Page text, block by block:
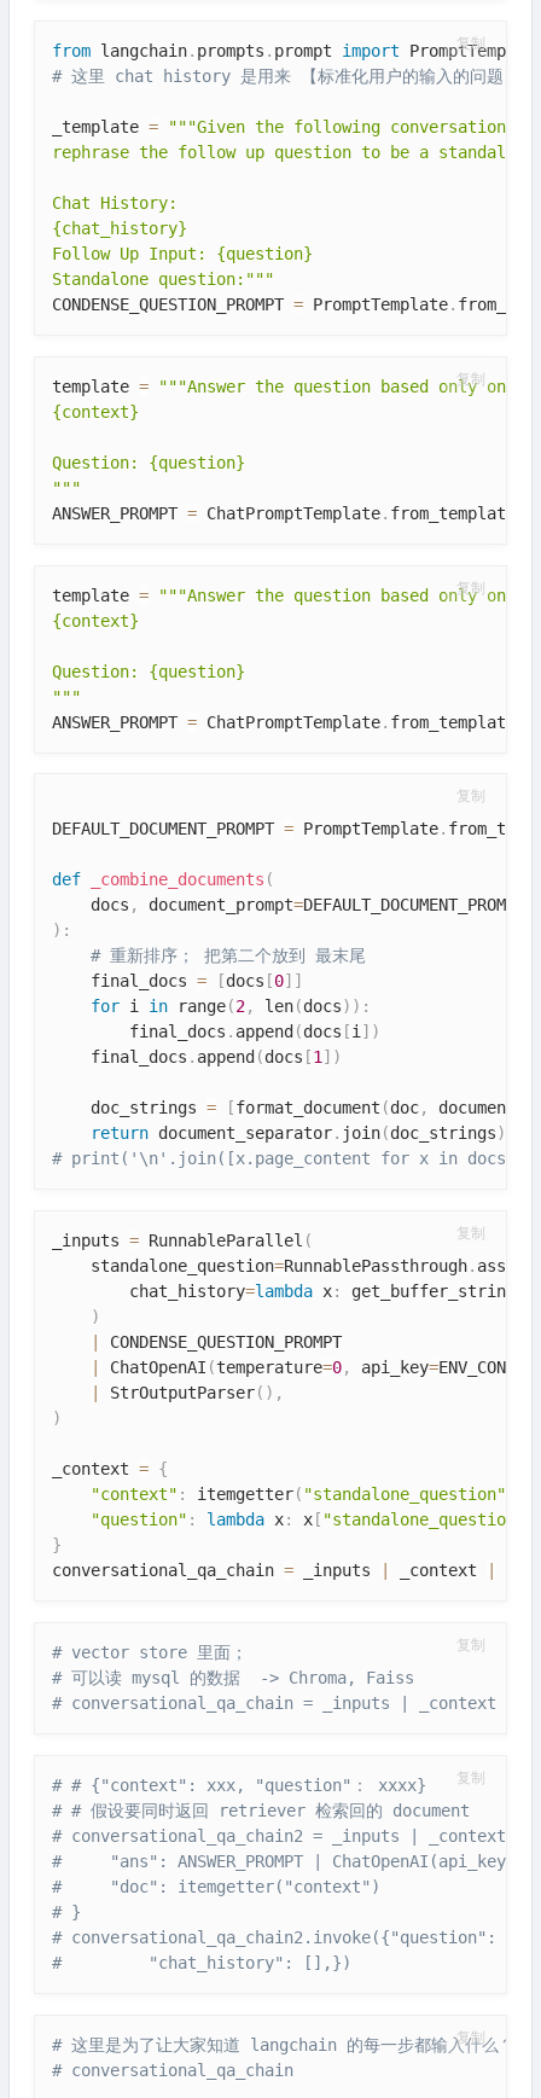
from langchain. prompts . prompt import
# 这里 chat history 是用来 【标准化用户的输入的问题】
_template =
"""Given the following conversation
rephrase the follow up question to be a
Chat History:
{chat_history}
Follow Up Input: {question}
Standalone question:"""
CONDENSE_QUESTION_PROMPT = PromptTemplate.
复制
template =
"""Answer the question based only on
{context}
Question: {question}
"""
ANSWER_PROMPT = ChatPromptTemplate. from_template
复制
template =
"""Answer the question based only on
{context}
Question: {question}
"""
ANSWER_PROMPT = ChatPromptTemplate. from_template
复制
DEFAULT_DOCUMENT_PROMPT = PromptTemplate.
def _combine_documents (
    docs
, document_prompt=DEFAULT_DOCUMENT_PROMPT
) :
# 重新排序； 把第二个放到 最末尾
    final_docs
= [docs [0] ]
for i in range(2, len(docs) ) :
        final_docs
. append (docs [i] )
    final_docs
. append (docs [1] )
    doc_strings
= [format_document (doc,
return document_separator. join(doc_strings)
# print('\n'.join([x.page_content for x in
复制
_inputs = RunnableParallel (
    standalone_question
=RunnablePassthrough. assign
        chat_history
=lambda x: get_buffer_string
)
CONDENSE_QUESTION_PROMPT
ChatOpenAI (temperature=0, api_key=ENV_CONFIG
StrOutputParser( ) ,
)
_context = {
"context" : itemgetter( "standalone_question"
"question" : lambda x: x [ "standalone_question"
}
conversational_qa_chain = _inputs _context
复制
# vector store 里面；
# 可以读 mysql 的数据  -> Chroma, Faiss
# conversational_qa_chain = _inputs | _context |
复制
# # {"context": xxx, "question"： xxxx}
# # 假设要同时返回 retriever 检索回的 document
# conversational_qa_chain2 = _inputs | _context |
#     "ans": ANSWER_PROMPT |
#     "doc": itemgetter("context")
# }
# conversational_qa_chain2.invoke({"question": "RAG
#         "chat_history": [],})
复制
# 这里是为了让大家知道 langchain 的每一步都输入什么？（
# conversational_qa_chain
复制